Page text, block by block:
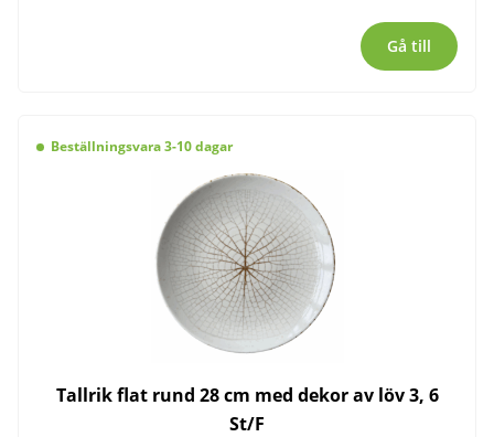
Gå till
Beställningsvara 3-10 dagar
Tallrik flat rund 28 cm med dekor av löv 3, 6
St/F